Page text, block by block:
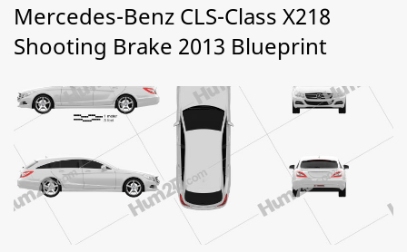
Mercedes-Benz CLS-Class X218
Shooting Brake 2013 Blueprint